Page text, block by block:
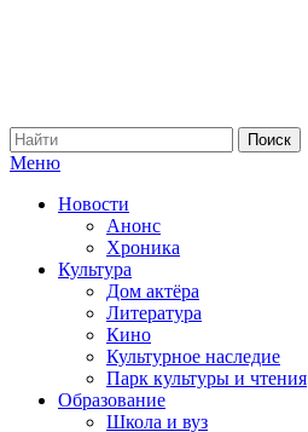
Меню
Новости
Анонс
Хроника
Культура
Дом актёра
Литература
Кино
Культурное наследие
Парк культуры и чтения
Образование
Школа и вуз